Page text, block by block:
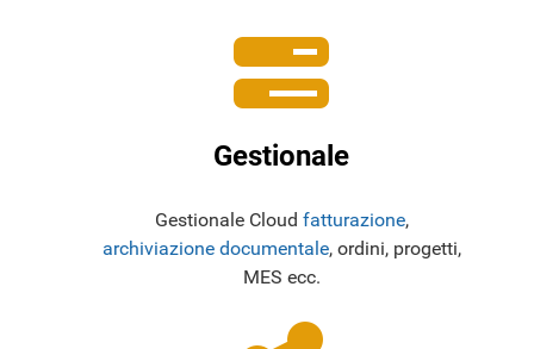
Gestionale
Gestionale Cloud fatturazione,
archiviazione documentale, ordini, progetti,
MES ecc.